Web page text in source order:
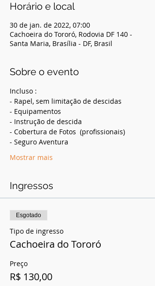
Horário e local
30 de jan. de 2022, 07:00
Cachoeira do Tororó, Rodovia DF 140 -
Santa Maria, Brasília - DF, Brasil
Sobre o evento
Incluso :
- Rapel, sem limitação de descidas
- Equipamentos
- Instrução de descida
- Cobertura de Fotos  (profissionais)
- Seguro Aventura
Mostrar mais
Ingressos
Esgotado
Tipo de ingresso
Cachoeira do Tororó
Preço
R$ 130,00